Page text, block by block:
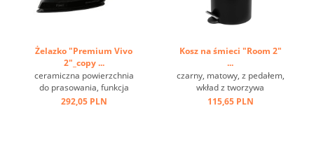
Żelazko "Premium Vivo
2"_copy ...
ceramiczna powierzchnia
do prasowania, funkcja
sprzyskiwania i pary,
292,05 PLN
Kosz na śmieci "Room 2"
...
czarny, matowy, z pedałem,
wkład z tworzywa
sztucznego, ring na spodzie
115,65 PLN